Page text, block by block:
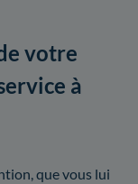
votre
à
que vous lui